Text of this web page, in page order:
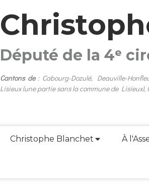
Député de la 4ᵉ
Cantons de : Cabourg-Dozulé, Deauville-
Lisieux (une partie sans la commune de
Christophe Blanchet À